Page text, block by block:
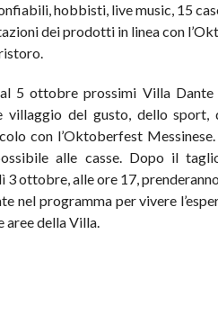
hobbisti, live music, 15
dei prodotti in linea con
5 ottobre prossimi Villa Dante
villaggio del gusto, dello sport,
con l’Oktoberfest Messinese.
alle casse. Dopo il
3 ottobre, alle ore 17,
nel programma per vivere
aree della Villa.